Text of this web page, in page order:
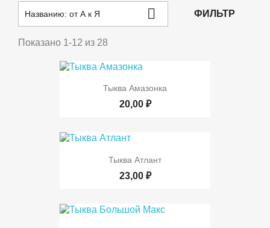
Названию: от А к Я  ФИЛЬТР
Показано 1-12 из 28
Тыква Амазонка
20,00 ₽
Тыква Атлант
23,00 ₽